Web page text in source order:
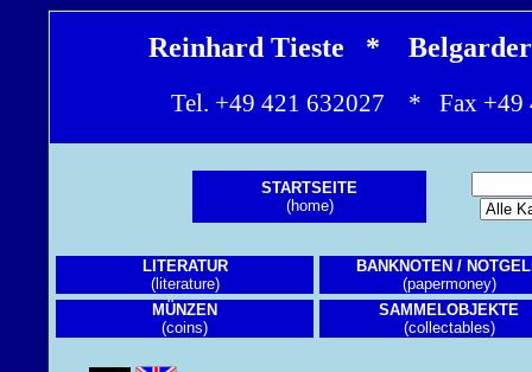
Reinhard Tieste *
Tel. +49 421 632027 * Fax
STARTSEITE
(home)
LITERATUR
(literature)
BANKNOTEN /
(papermoney)
MÜNZEN
(coins)
SAMMELOBJEKTE
(collectables)